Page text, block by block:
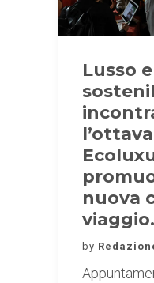
Lusso e
nuova
viaggio.
by